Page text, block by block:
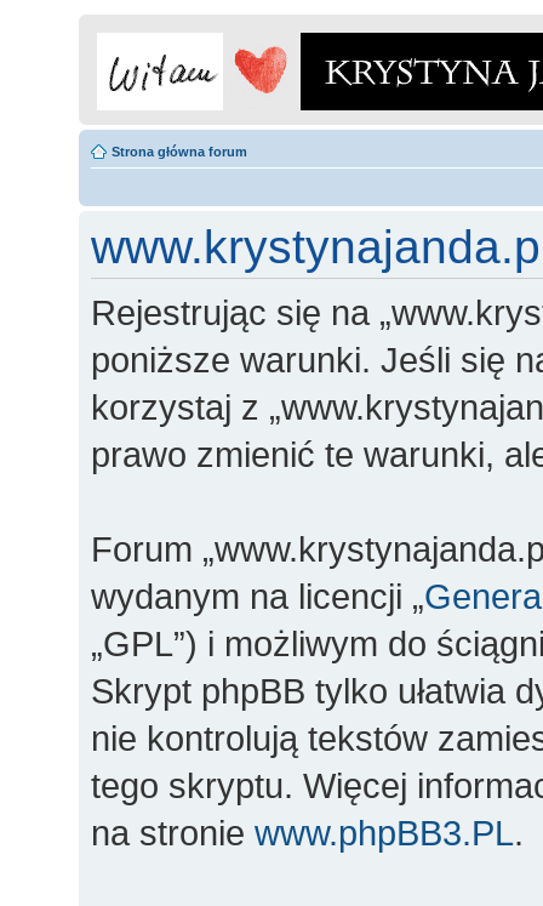
Strona główna forum
Rejestrując się na
poniższe warunki. Jeśli się
korzystaj z
prawo zmienić te warunki,
Forum
wydanym na licencji „
„GPL”) i możliwym do
Skrypt phpBB tylko ułatwia
nie kontrolują tekstów
tego skryptu. Więcej
na stronie www.phpBB3.PL.